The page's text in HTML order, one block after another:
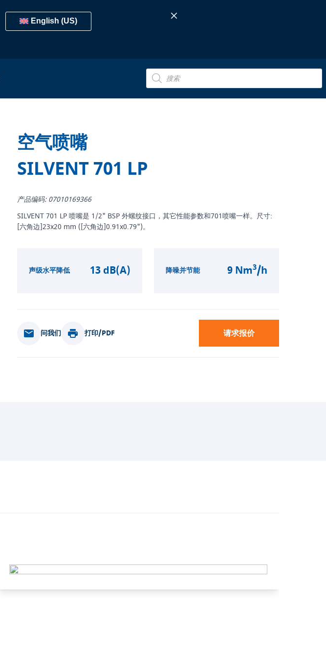
English (US)
Products
search
空气喷嘴
SILVENT 701 LP
产品编码: 07010169366
SILVENT 701 LP 喷嘴是 1/2" BSP 外螺纹接口，其它性能参数和701喷嘴一样。尺寸:
[六角边]23x20 mm ([六角边]0.91x0.79")。
声级水平降低 13 dB(A) 降噪并节能 9 Nm3/h
问我们 打印/PDF 请求报价